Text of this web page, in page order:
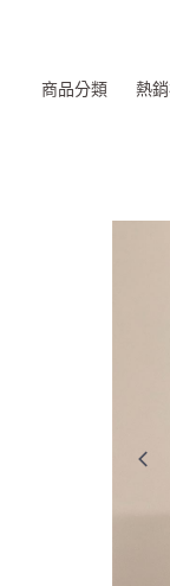
商品分類 熱